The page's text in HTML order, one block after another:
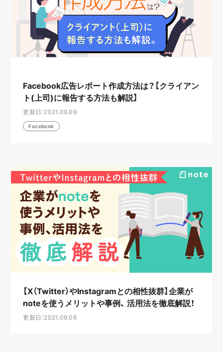
Facebook広告レポート作成方法は？【クライアン
ト(上司)に報告する方法も解説】
更新日：2021.09.09
Facebook
【X（Twitter）やInstagramとの相性抜群】企業が
noteを使うメリットや事例、 活用法を徹底解説！
更新日：2021.09.06